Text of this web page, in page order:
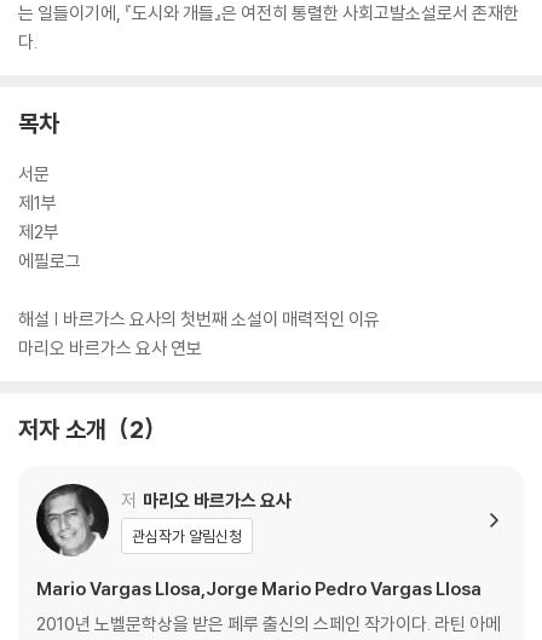
는 일들이기에, 『도시와 개들』은 여전히 통렬한 사회고발소설로서 존재한
다.
목차
서문
제1부
제2부
에필로그
해설 | 바르가스 요사의 첫번째 소설이 매력적인 이유
마리오 바르가스 요사 연보
저자 소개 2
저 마리오 바르가스 요사
관심작가 알림신청
Mario Vargas Llosa,Jorge Mario Pedro Vargas Llosa
2010년 노벨문학상을 받은 페루 출신의 스페인 작가이다. 라틴 아메